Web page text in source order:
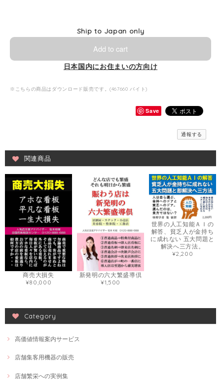
Ship to Japan only
Add to cart
日本国内にお住まいの方向け
※こちらの商品はダウンロード販売です。(467660 バイト)
Save
通報する
関連商品
商売大損失
¥80,000
新発明の六大繁盛導倶
¥1,500
世界の人工知能ＡＩの
解答、貧乏人が金持ち
に成れない 五大問題と
解決へ三方法。
¥2,200
Category
高価値情報案内サービス
店舗集客用機器の販売
店舗繁栄への実例集